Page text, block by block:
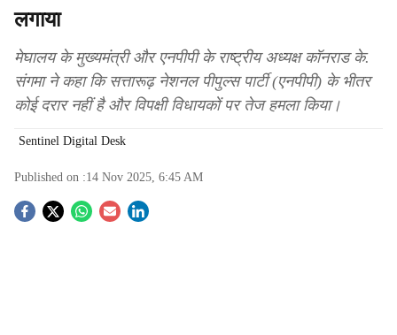
लगाया
मेघालय के मुख्यमंत्री और एनपीपी के राष्ट्रीय अध्यक्ष कॉनराड के.
संगमा ने कहा कि सत्तारूढ़ नेशनल पीपुल्स पार्टी (एनपीपी) के भीतर
कोई दरार नहीं है और विपक्षी विधायकों पर तेज हमला किया।
Sentinel Digital Desk
Published on :14 Nov 2025, 6:45 AM
S